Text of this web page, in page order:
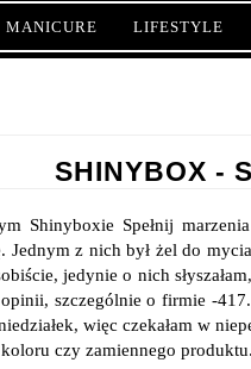
MANICURE LIFESTYLE
SHINYBOX -
Shinyboxie Spełnij
Jednym z nich był żel do
jedynie o nich
szczególnie o firmie -417.
więc czekałam w
czy zamiennego